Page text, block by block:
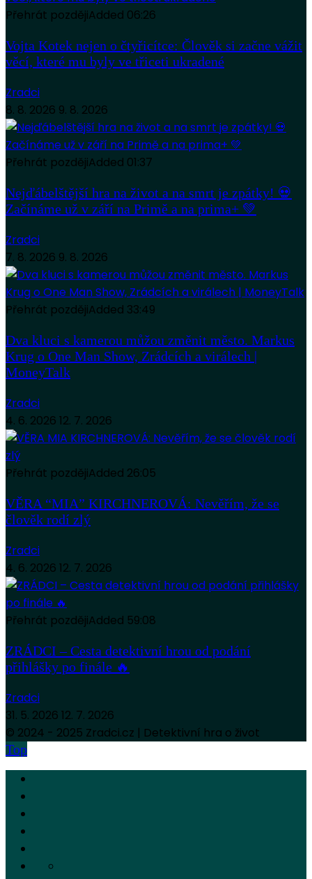
Přehrát pozdějiAdded 06:26
Vojta Kotek nejen o čtyřicítce: Člověk si začne vážit
věcí, které mu byly ve třiceti ukradené
Zradci
8. 8. 2026 9. 8. 2026
Přehrát pozdějiAdded 01:37
Nejďábelštější hra na život a na smrt je zpátky! 💀
Začínáme už v září na Primě a na prima+ 💚
Zradci
7. 8. 2026 9. 8. 2026
Přehrát pozdějiAdded 33:49
Dva kluci s kamerou můžou změnit město. Markus
Krug o One Man Show, Zrádcích a virálech |
MoneyTalk
Zradci
4. 6. 2026 12. 7. 2026
Přehrát pozdějiAdded 26:05
VĚRA “MIA” KIRCHNEROVÁ: Nevěřím, že se
člověk rodí zlý
Zradci
4. 6. 2026 12. 7. 2026
Přehrát pozdějiAdded 59:08
ZRÁDCI – Cesta detektivní hrou od podání
přihlášky po finále 🔥
Zradci
31. 5. 2026 12. 7. 2026
© 2024 - 2025 Zradci.cz | Detektivní hra o život
Top